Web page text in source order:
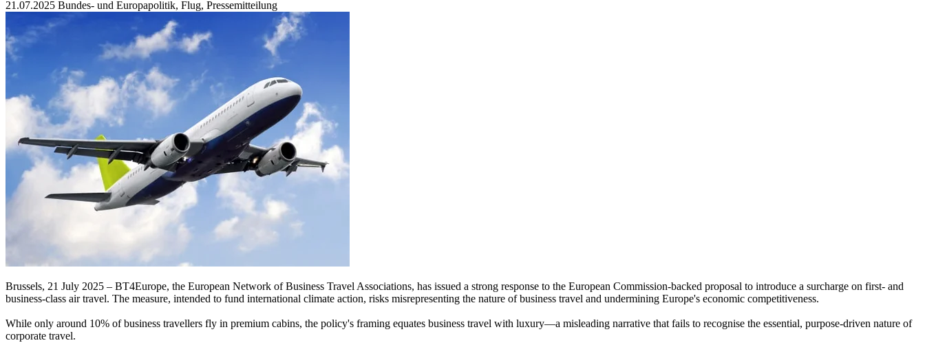
21.07.2025 Bundes- und Europapolitik, Flug, Pressemitteilung
Brussels, 21 July 2025 – BT4Europe, the European Network of Business Travel Associations, has issued a strong response to the European Commission-backed proposal to introduce a surcharge on first- and
business-class air travel. The measure, intended to fund international climate action, risks misrepresenting the nature of business travel and undermining Europe's economic competitiveness.
While only around 10% of business travellers fly in premium cabins, the policy's framing equates business travel with luxury—a misleading narrative that fails to recognise the essential, purpose-driven nature of
corporate travel.